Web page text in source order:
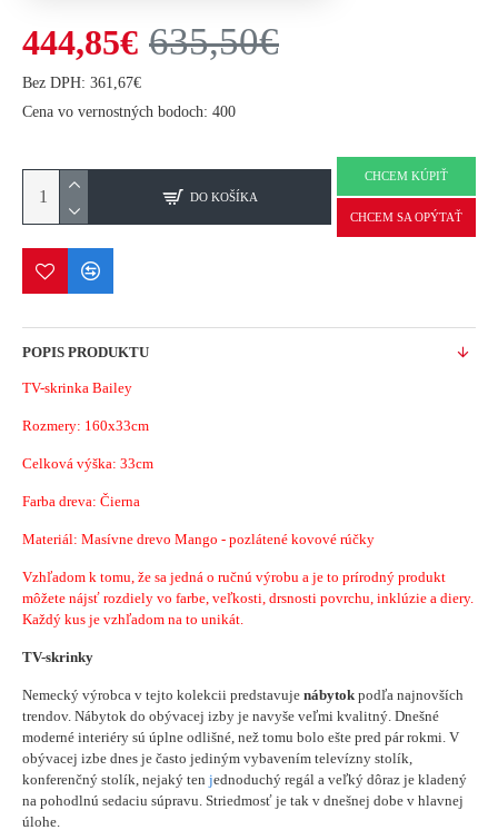
444,85€ 635,50€
Bez DPH: 361,67€
Cena vo vernostných bodoch: 400
DO KOŠÍKA
CHCEM KÚPIŤ
CHCEM SA OPÝTAŤ
POPIS PRODUKTU
TV-skrinka Bailey
Rozmery: 160x33cm
Celková výška: 33cm
Farba dreva: Čierna
Materiál: Masívne drevo Mango - pozlátené kovové rúčky
Vzhľadom k tomu, že sa jedná o ručnú výrobu a je to prírodný produkt
môžete nájsť rozdiely vo farbe, veľkosti, drsnosti povrchu, inklúzie a diery.
Každý kus je vzhľadom na to unikát.
TV-skrinky
Nemecký výrobca v tejto kolekcii predstavuje nábytok podľa najnovších
trendov. Nábytok do obývacej izby je navyše veľmi kvalitný. Dnešné
moderné interiéry sú úplne odlišné, než tomu bolo ešte pred pár rokmi. V
obývacej izbe dnes je často jediným vybavením televízny stolík,
konferenčný stolík, nejaký ten jednoduchý regál a veľký dôraz je kladený
na pohodlnú sedaciu súpravu. Striedmosť je tak v dnešnej dobe v hlavnej
úlohe.